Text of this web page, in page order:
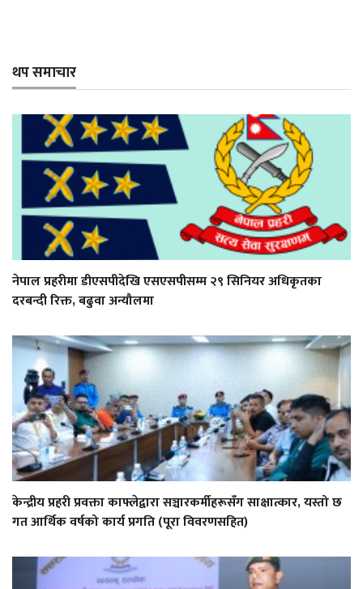
थप समाचार
नेपाल प्रहरीमा डीएसपीदेखि एसएसपीसम्म २९ सिनियर अधिकृतका
दरबन्दी रिक्त, बढुवा अन्यौलमा
केन्द्रीय प्रहरी प्रवक्ता काफ्लेद्वारा सञ्चारकर्मीहरूसँग साक्षात्कार, यस्तो छ
गत आर्थिक वर्षको कार्य प्रगति (पूरा विवरणसहित)